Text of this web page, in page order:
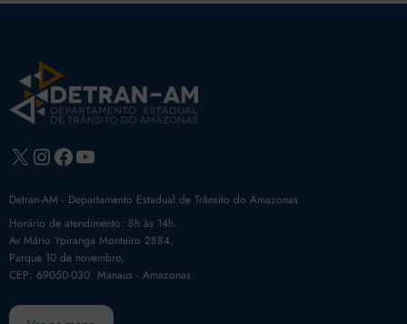
X Instagram
Facebook
Youtube
Detran-AM - Departamento Estadual de Trânsito do Amazonas
Horário de atendimento: 8h às 14h.
Av Mário Ypiranga Monteiro 2884,
Parque 10 de novembro,
CEP: 69050-030. Manaus - Amazonas